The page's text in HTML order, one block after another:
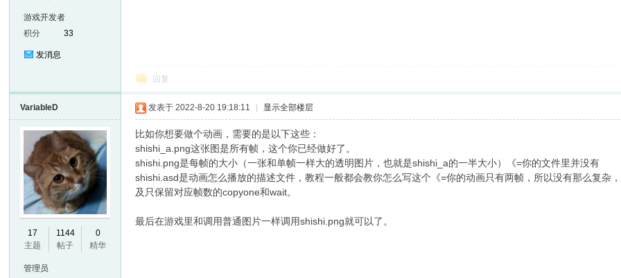
游戏开发者
积分
33
发消息
回复
VariableD
17
主题
1144
帖子
0
精华
管理员
发表于 2022-8-20 19:18:11 显示全部楼层
比如你想要做个动画，需要的是以下这些：
shishi_a.png这张图是所有帧，这个你已经做好了。
shishi.png是每帧的大小（一张和单帧一样大的透明图片，也就是shishi_a的一半大小）《=你的文件里并没有
shishi.asd是动画怎么播放的描述文件，教程一般都会教你怎么写这个《=你的动画只有两帧，所以没有那么复杂
及只保留对应帧数的copyone和wait。
最后在游戏里和调用普通图片一样调用shishi.png就可以了。